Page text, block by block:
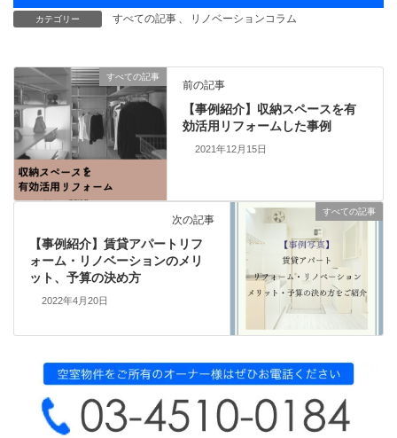
カテゴリー すべての記事 、 リノベーションコラム
すべての記事
前の記事
【事例紹介】収納スペースを有
効活用リフォームした事例
2021年12月15日
すべての記事
次の記事
【事例紹介】賃貸アパートリフ
ォーム・リノベーションのメリ
ット、予算の決め方
2022年4月20日